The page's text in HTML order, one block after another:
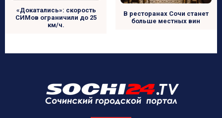
«Докатались»: скорость
СИМов ограничили до 25
км/ч.
В ресторанах Сочи станет
больше местных вин